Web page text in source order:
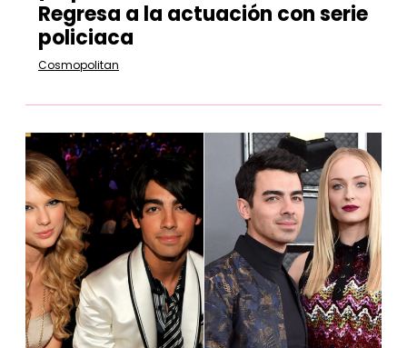
Regresa a la actuación con serie
policiaca
Cosmopolitan